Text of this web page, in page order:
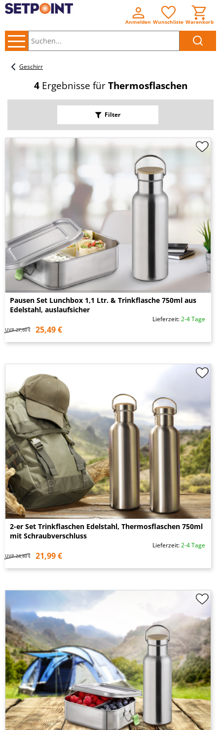
Anmelden Wunschliste Warenkorb
Geschirr
4Ergebnisse für Thermosflaschen
Filter
Pausen Set Lunchbox 1,1 Ltr. & Trinkflasche 750ml aus
Edelstahl, auslaufsicher
Lieferzeit:2-4 Tage
UVP 27,60 € 25,49 €
2-er Set Trinkflaschen Edelstahl, Thermosflaschen 750ml
mit Schraubverschluss
Lieferzeit:2-4 Tage
UVP 24,80 € 21,99 €